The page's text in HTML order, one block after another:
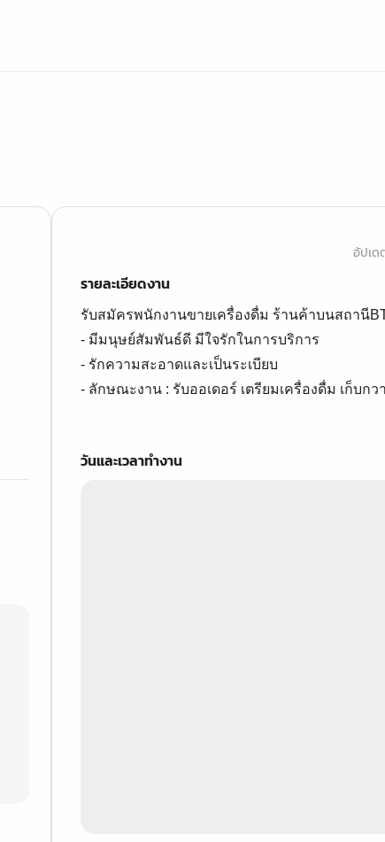
อัปเด
รายละเอียดงาน
รับสมัครพนักงานขายเครื่องดื่ม ร้านค้าบนสถานี
- มีมนุษย์สัมพันธ์ดี มีใจรักในการบริการ
- รักความสะอาดและเป็นระเบียบ
- ลักษณะงาน : รับออเดอร์ เตรียมเครื่องดื่ม เก็บก
วันและเวลาทำงาน